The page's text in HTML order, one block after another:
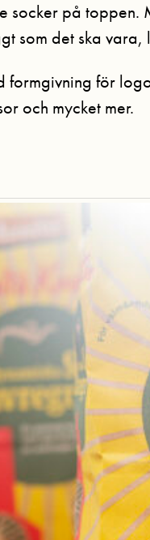
socker på
som det ska
formgivning för
och mycket mer.